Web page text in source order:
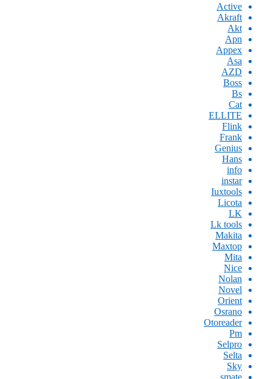
Active
Akraft
Akt
Apn
Appex
Asa
AZD
Boss
Bs
Cat
ELLITE
Flink
Frank
Genius
Hans
info
instar
Iuxtools
Licota
LK
Lk tools
Makita
Maxtop
Mita
Nice
Nolan
Novel
Orient
Osrano
Otoreader
Pm
Selpro
Selta
Sky
smate